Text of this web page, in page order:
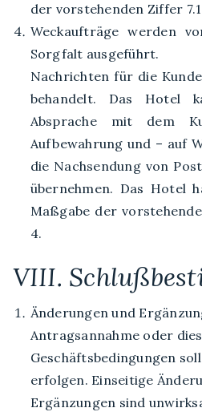
der vorstehenden Ziffer
Weckaufträge werden
Sorgfalt ausgeführt.
Nachrichten für die
behandelt. Das Hotel
Absprache mit dem
Aufbewahrung und – auf
die Nachsendung von
übernehmen. Das Hotel
Maßgabe der
4.
VIII.
Änderungen und
Antragsannahme oder
Geschäftsbedingungen
erfolgen. Einseitige
Ergänzungen sind